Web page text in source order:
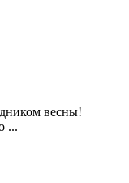
весны!
...